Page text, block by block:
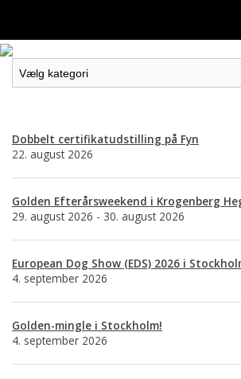
Dobbelt certifikatudstilling på Fyn
22. august 2026
Golden Efterårsweekend i Krogenberg
29. august 2026 - 30. august 2026
European Dog Show (EDS) 2026 i
4. september 2026
Golden-mingle i Stockholm!
4. september 2026